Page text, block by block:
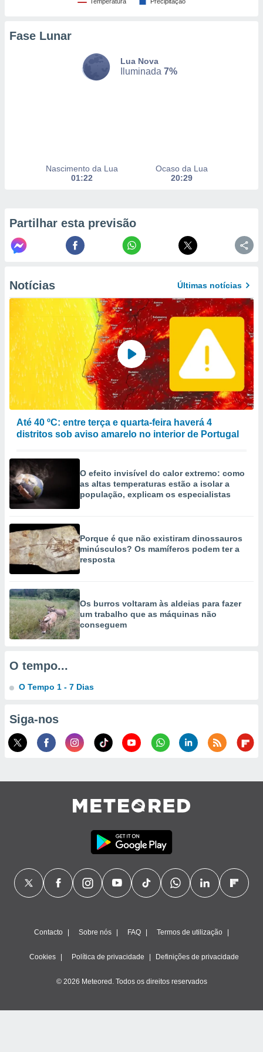
nós e
se
tal,
em “
na
o
para
utilizar
criar
medir
da
medir o
os
ou
e melhorar
dados
estudos
Fase Lunar
Lua Nova
Iluminada 7%
Nascimento da Lua
01:22
Ocaso da Lua
20:29
Partilhar esta previsão
Notícias Últimas notícias
Até 40 ºC: entre terça e quarta-feira haverá 4
distritos sob aviso amarelo no interior de Portugal
O efeito invisível do calor extremo: como
as altas temperaturas estão a isolar a
população, explicam os especialistas
Porque é que não existiram dinossauros
minúsculos? Os mamíferos podem ter a
resposta
Os burros voltaram às aldeias para fazer
um trabalho que as máquinas não
conseguem
O tempo...
O Tempo 1 - 7 Dias
Siga-nos
Contacto Sobre nós FAQ Termos de utilização
Cookies Política de privacidade Definições de privacidade
© 2026 Meteored. Todos os direitos reservados